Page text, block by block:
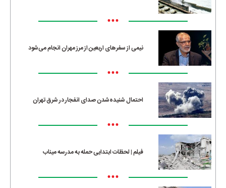
•••
نیمی از سفرهای اربعین از مرز مهران انجام می‌شود
•••
احتمال شنیده‌شدن صدای انفجار در شرق تهران
•••
فیلم | لحظات ابتدایی حمله به مدرسه میناب
•••